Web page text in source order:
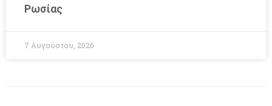
Ρωσίας
7 Αυγούστου, 2026